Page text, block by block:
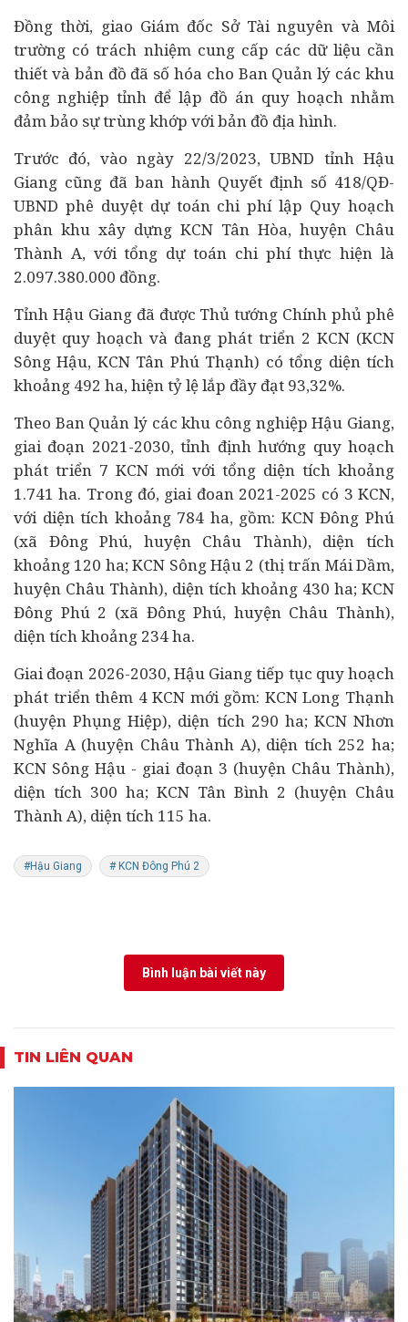
Đồng thời, giao Giám đốc Sở Tài nguyên và Môi
trường có trách nhiệm cung cấp các dữ liệu cần
thiết và bản đồ đã số hóa cho Ban Quản lý các khu
công nghiệp tỉnh để lập đồ án quy hoạch nhằm
đảm bảo sự trùng khớp với bản đồ địa hình.
Trước đó, vào ngày 22/3/2023, UBND tỉnh Hậu
Giang cũng đã ban hành Quyết định số 418/QĐ-
UBND phê duyệt dự toán chi phí lập Quy hoạch
phân khu xây dựng KCN Tân Hòa, huyện Châu
Thành A, với tổng dự toán chi phí thực hiện là
2.097.380.000 đồng.
Tỉnh Hậu Giang đã được Thủ tướng Chính phủ phê
duyệt quy hoạch và đang phát triển 2 KCN (KCN
Sông Hậu, KCN Tân Phú Thạnh) có tổng diện tích
khoảng 492 ha, hiện tỷ lệ lắp đầy đạt 93,32%.
Theo Ban Quản lý các khu công nghiệp Hậu Giang,
giai đoạn 2021-2030, tỉnh định hướng quy hoạch
phát triển 7 KCN mới với tổng diện tích khoảng
1.741 ha. Trong đó, giai đoan 2021-2025 có 3 KCN,
với diện tích khoảng 784 ha, gồm: KCN Đông Phú
(xã Đông Phú, huyện Châu Thành), diện tích
khoảng 120 ha; KCN Sông Hậu 2 (thị trấn Mái Dầm,
huyện Châu Thành), diện tích khoảng 430 ha; KCN
Đông Phú 2 (xã Đông Phú, huyện Châu Thành),
diện tích khoảng 234 ha.
Giai đoạn 2026-2030, Hậu Giang tiếp tục quy hoạch
phát triển thêm 4 KCN mới gồm: KCN Long Thạnh
(huyện Phụng Hiệp), diện tích 290 ha; KCN Nhơn
Nghĩa A (huyện Châu Thành A), diện tích 252 ha;
KCN Sông Hậu - giai đoạn 3 (huyện Châu Thành),
diện tích 300 ha; KCN Tân Bình 2 (huyện Châu
Thành A), diện tích 115 ha.
#Hậu Giang # KCN Đông Phú 2
Bình luận bài viết này
TIN LIÊN QUAN